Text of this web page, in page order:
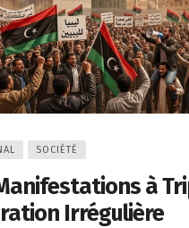
SOCIÉTÉ
à
Irrégulière